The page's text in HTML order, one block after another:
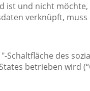
ist und nicht
verknüpft,
Schaltfläche des
betrieben wird